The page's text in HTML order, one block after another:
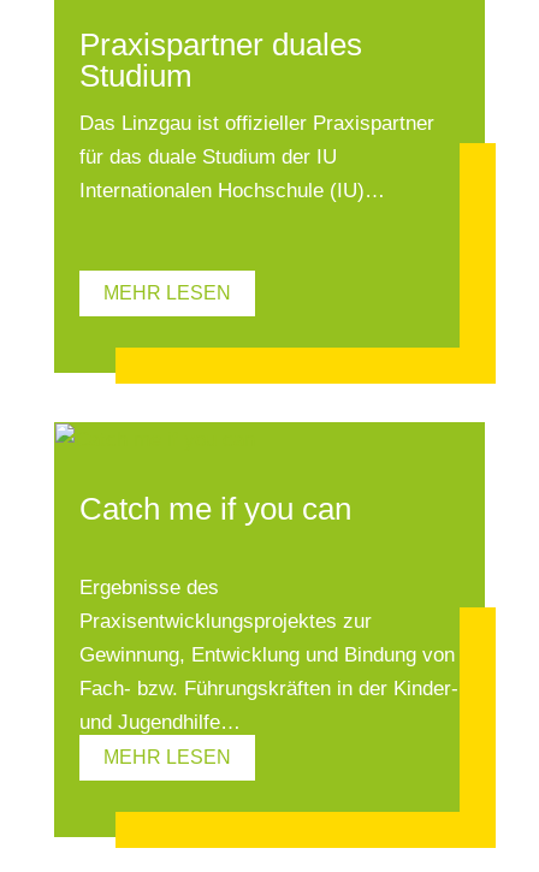
Praxispartner duales
Studium
Das Linzgau ist offizieller Praxispartner
für das duale Studium der IU
Internationalen Hochschule (IU)…
MEHR LESEN
Catch me if you can
Ergebnisse des
Praxisentwicklungsprojektes zur
Gewinnung, Entwicklung und Bindung von
Fach- bzw. Führungskräften in der Kinder-
und Jugendhilfe…
MEHR LESEN